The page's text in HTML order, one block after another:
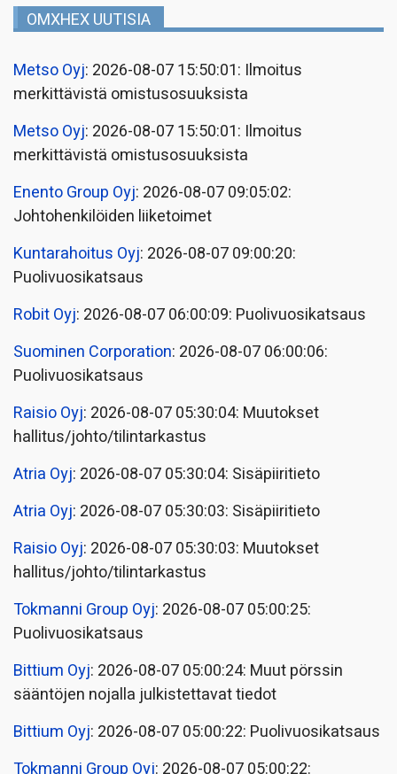
OMXHEX UUTISIA
Metso Oyj: 2026-08-07 15:50:01: Ilmoitus
merkittävistä omistusosuuksista
Metso Oyj: 2026-08-07 15:50:01: Ilmoitus
merkittävistä omistusosuuksista
Enento Group Oyj: 2026-08-07 09:05:02:
Johtohenkilöiden liiketoimet
Kuntarahoitus Oyj: 2026-08-07 09:00:20:
Puolivuosikatsaus
Robit Oyj: 2026-08-07 06:00:09: Puolivuosikatsaus
Suominen Corporation: 2026-08-07 06:00:06:
Puolivuosikatsaus
Raisio Oyj: 2026-08-07 05:30:04: Muutokset
hallitus/johto/tilintarkastus
Atria Oyj: 2026-08-07 05:30:04: Sisäpiiritieto
Atria Oyj: 2026-08-07 05:30:03: Sisäpiiritieto
Raisio Oyj: 2026-08-07 05:30:03: Muutokset
hallitus/johto/tilintarkastus
Tokmanni Group Oyj: 2026-08-07 05:00:25:
Puolivuosikatsaus
Bittium Oyj: 2026-08-07 05:00:24: Muut pörssin
sääntöjen nojalla julkistettavat tiedot
Bittium Oyj: 2026-08-07 05:00:22: Puolivuosikatsaus
Tokmanni Group Oyj: 2026-08-07 05:00:22: